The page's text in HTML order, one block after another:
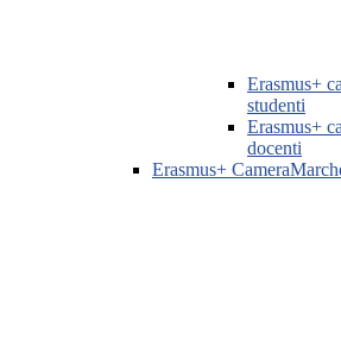
Erasmus+
studenti
Erasmus+
docenti
Erasmus+